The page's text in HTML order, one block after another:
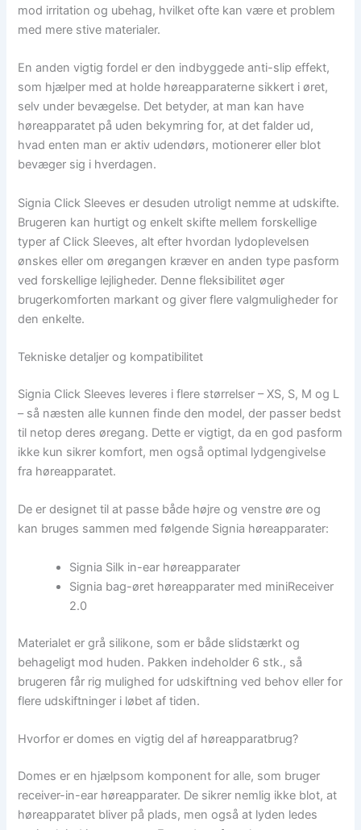
mod irritation og ubehag, hvilket ofte kan være et problem
med mere stive materialer.
En anden vigtig fordel er den indbyggede anti-slip effekt,
som hjælper med at holde høreapparaterne sikkert i øret,
selv under bevægelse. Det betyder, at man kan have
høreapparatet på uden bekymring for, at det falder ud,
hvad enten man er aktiv udendørs, motionerer eller blot
bevæger sig i hverdagen.
Signia Click Sleeves er desuden utroligt nemme at udskifte.
Brugeren kan hurtigt og enkelt skifte mellem forskellige
typer af Click Sleeves, alt efter hvordan lydoplevelsen
ønskes eller om øregangen kræver en anden type pasform
ved forskellige lejligheder. Denne fleksibilitet øger
brugerkomforten markant og giver flere valgmuligheder for
den enkelte.
Tekniske detaljer og kompatibilitet
Signia Click Sleeves leveres i flere størrelser – XS, S, M og L
– så næsten alle kunnen finde den model, der passer bedst
til netop deres øregang. Dette er vigtigt, da en god pasform
ikke kun sikrer komfort, men også optimal lydgengivelse
fra høreapparatet.
De er designet til at passe både højre og venstre øre og
kan bruges sammen med følgende Signia høreapparater:
Signia Silk in-ear høreapparater
Signia bag-øret høreapparater med miniReceiver
2.0
Materialet er grå silikone, som er både slidstærkt og
behageligt mod huden. Pakken indeholder 6 stk., så
brugeren får rig mulighed for udskiftning ved behov eller for
flere udskiftninger i løbet af tiden.
Hvorfor er domes en vigtig del af høreapparatbrug?
Domes er en hjælpsom komponent for alle, som bruger
receiver-in-ear høreapparater. De sikrer nemlig ikke blot, at
høreapparatet bliver på plads, men også at lyden ledes